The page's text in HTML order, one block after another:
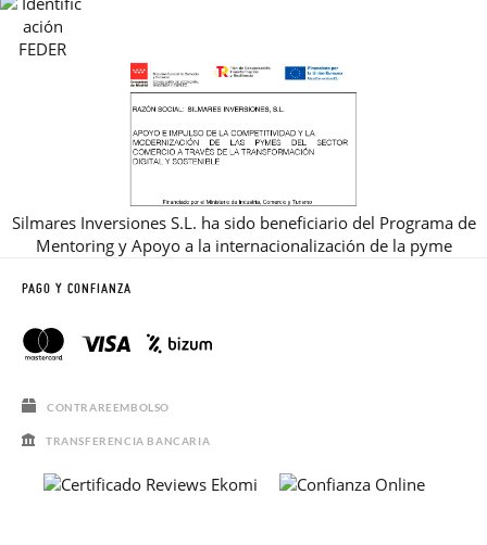
Silmares Inversiones S.L. ha sido beneficiario del Programa de
Mentoring y Apoyo a la internacionalización de la pyme
PAGO Y CONFIANZA
CONTRAREEMBOLSO
TRANSFERENCIA BANCARIA